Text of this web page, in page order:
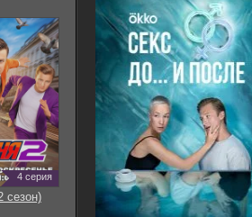
4 серия
сезон)